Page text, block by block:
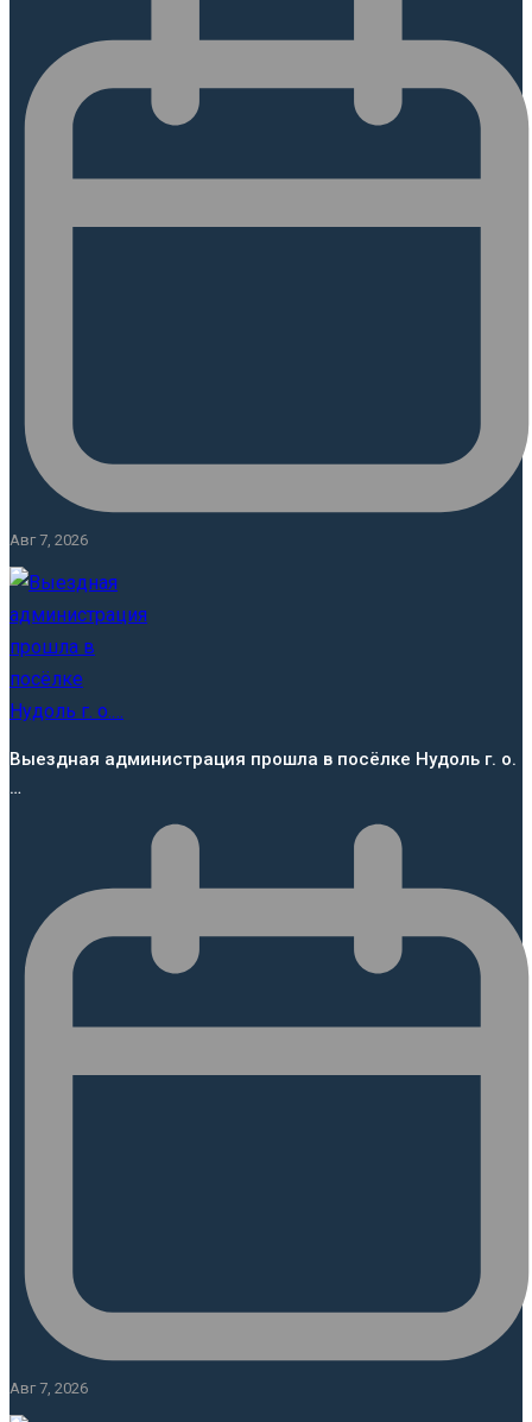
Авг 7, 2026
Выездная администрация прошла в посёлке Нудоль г. о.
…
Авг 7, 2026